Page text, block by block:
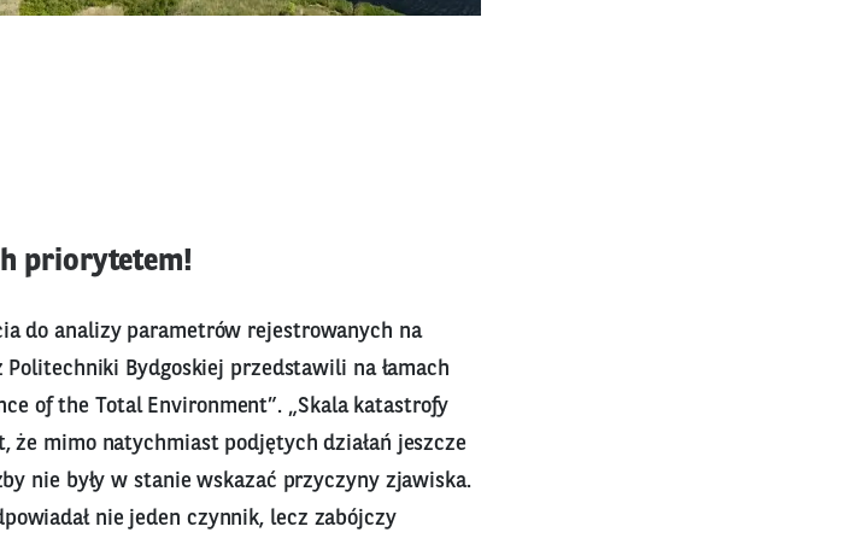
priorytetem!
do analizy parametrów rejestrowanych na
Bydgoskiej przedstawili na łamach
of the Total Environment”. „Skala katastrofy
że mimo natychmiast podjętych działań jeszcze
nie były w stanie wskazać przyczyny zjawiska.
nie jeden czynnik, lecz zabójczy